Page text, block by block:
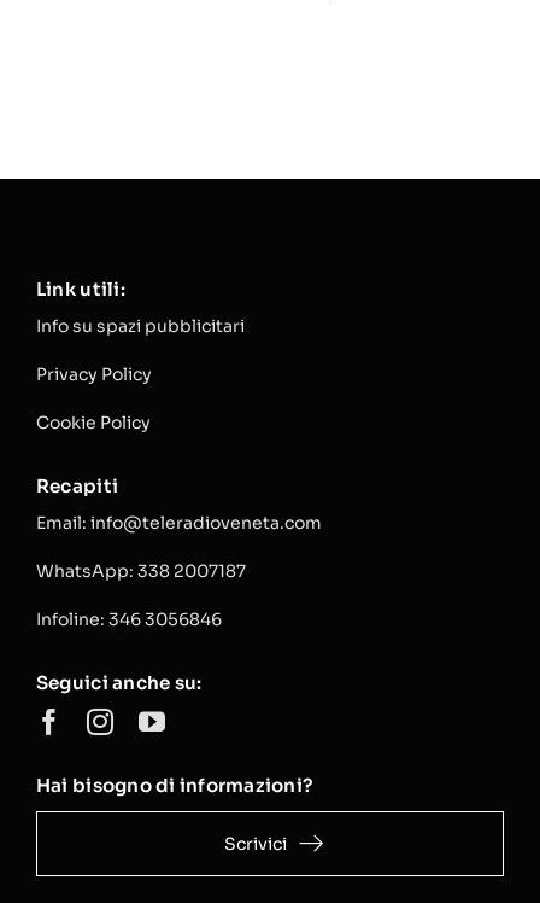
Link utili:
Info su spazi pubblicitari
Privacy Policy
Cookie Policy
Recapiti
Email: info@teleradioveneta.com
WhatsApp: 338 2007187
Infoline: 346 3056846
Seguici anche su:
Hai bisogno di informazioni?
Scrivici